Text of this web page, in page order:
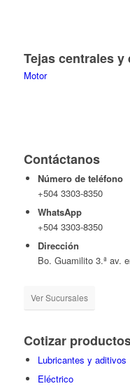
Tejas centrales y
Motor
Contáctanos
Número de teléfono
+504 3303-8350
WhatsApp
+504 3303-8350
Dirección
Bo. Guamilito 3.ª av.
Ver Sucursales
Cotizar
Lubricantes y aditivos
Eléctrico